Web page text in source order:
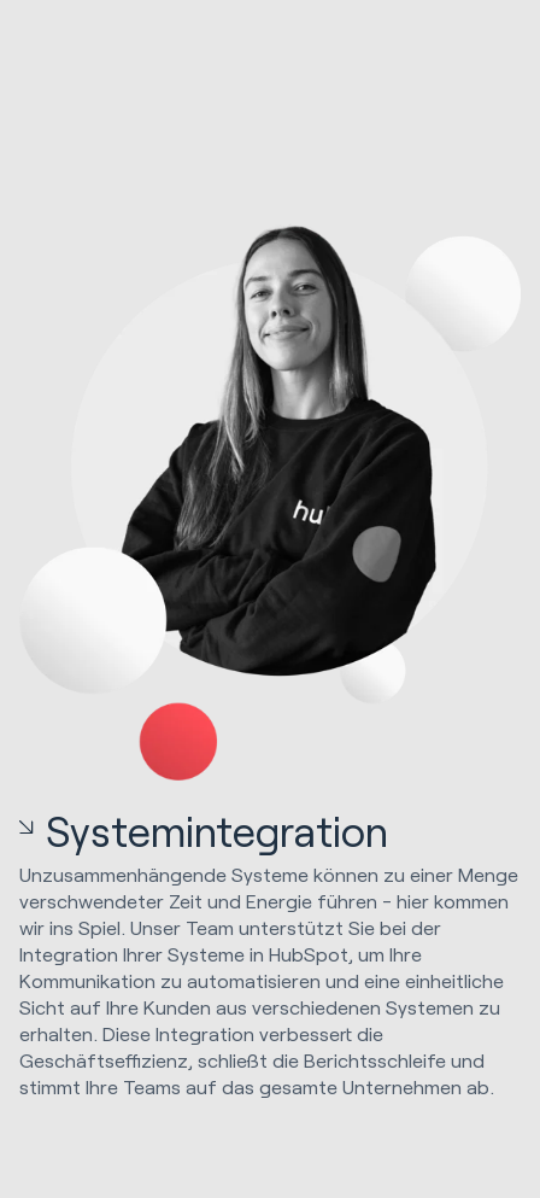
Systemintegration
Unzusammenhängende Systeme können zu einer Menge
verschwendeter Zeit und Energie führen - hier kommen
wir ins Spiel. Unser Team unterstützt Sie bei der
Integration Ihrer Systeme in HubSpot, um Ihre
Kommunikation zu automatisieren und eine einheitliche
Sicht auf Ihre Kunden aus verschiedenen Systemen zu
erhalten. Diese Integration verbessert die
Geschäftseffizienz, schließt die Berichtsschleife und
stimmt Ihre Teams auf das gesamte Unternehmen ab.